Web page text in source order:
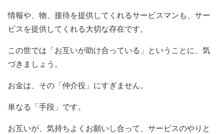
情報や、物、接待を提供してくれるサービスマンも、サー
ビスを提供してくれる大切な存在です。
この世では「お互いが助け合っている」ということに、気
づきましょう。
お金は、その「仲介役」にすぎません。
単なる「手段」です。
お互いが、気持ちよくお願いし合って、サービスのやりと